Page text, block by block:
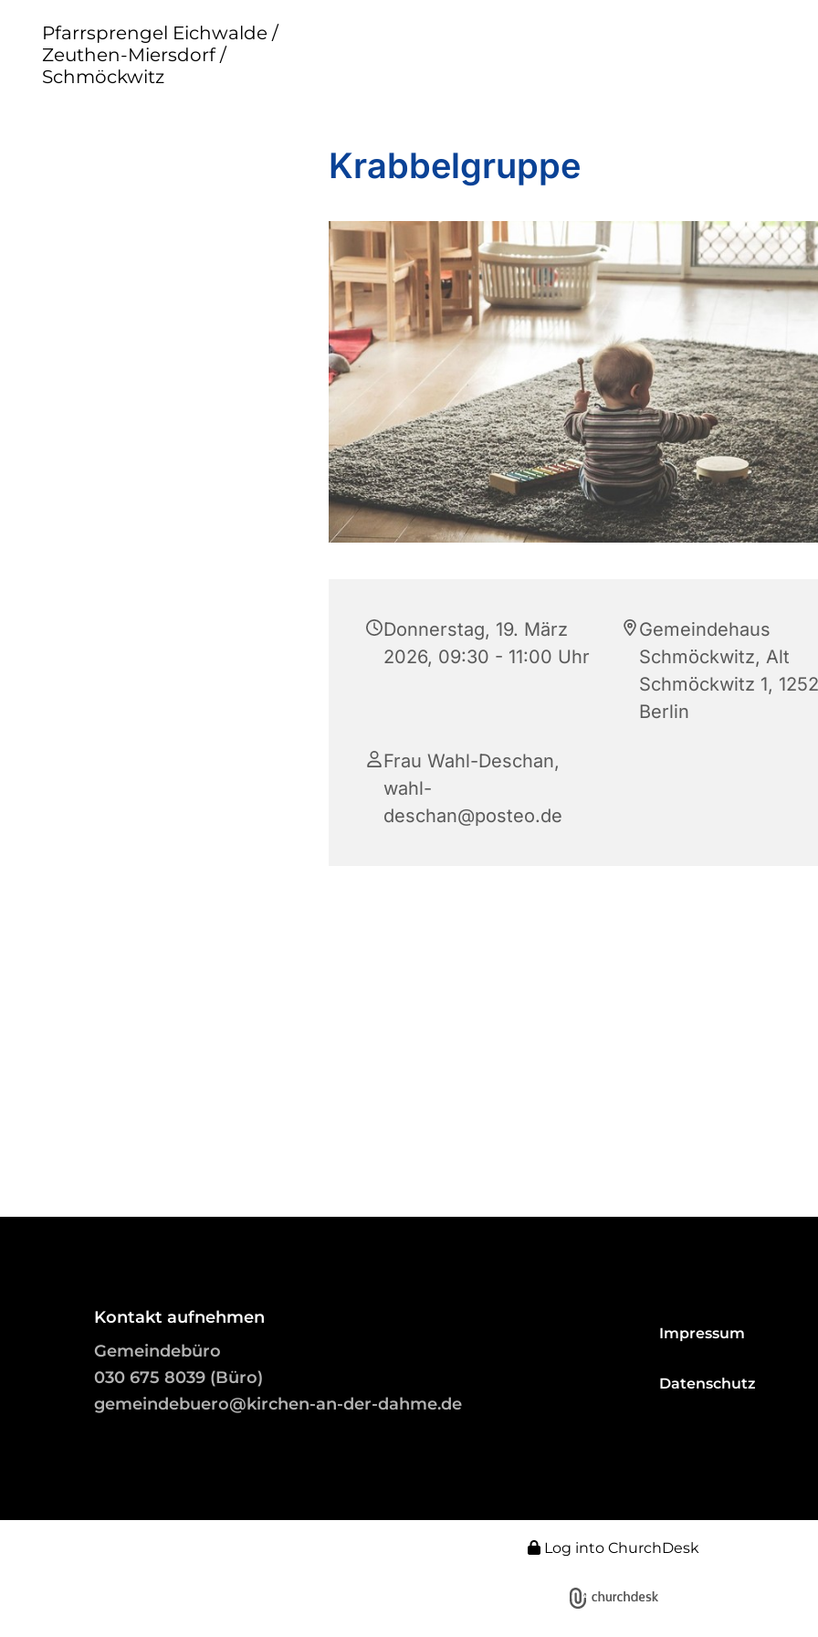
Pfarrsprengel Eichwalde /
Zeuthen-Miersdorf /
Schmöckwitz
Krabbelgruppe
Donnerstag, 19. März
2026, 09:30 - 11:00 Uhr
Gemeindehaus
Schmöckwitz, Alt
Schmöckwitz 1,
Berlin
Frau Wahl-Deschan,
wahl-
deschan@posteo.de
Kontakt aufnehmen
Gemeindebüro
030 675 8039 (Büro)
gemeindebuero@kirchen-an-der-dahme.de
Impressum
Datenschutz
Log into ChurchDesk